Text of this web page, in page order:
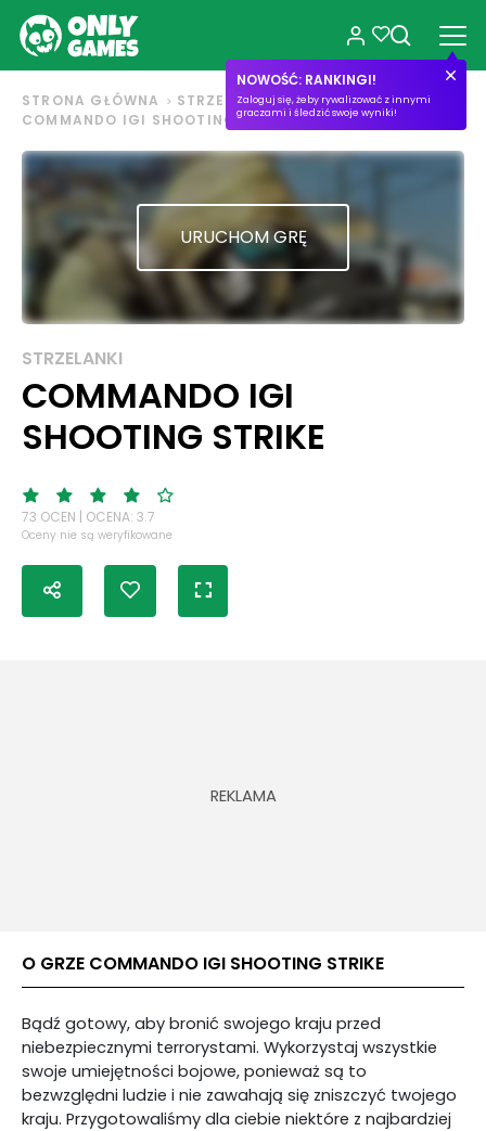
NOWOŚĆ: RANKINGI!
Zaloguj się, żeby rywalizować z innymi
graczami i śledzić swoje wyniki!
STRONA GŁÓWNA
STRZELANKI
COMMANDO IGI SHOOTING STRIKE
URUCHOM GRĘ
STRZELANKI
COMMANDO IGI
SHOOTING STRIKE
73 OCEN | OCENA: 3.7
Oceny nie są weryfikowane
O GRZE COMMANDO IGI SHOOTING STRIKE
Bądź gotowy, aby bronić swojego kraju przed
niebezpiecznymi terrorystami. Wykorzystaj wszystkie
swoje umiejętności bojowe, ponieważ są to
bezwzględni ludzie i nie zawahają się zniszczyć twojego
kraju. Przygotowaliśmy dla ciebie niektóre z najbardziej